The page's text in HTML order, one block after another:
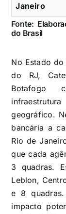
Janeiro
Fonte:
do Brasil
No Estado
do RJ,
Botafogo
geográfico.
bancária a
Rio de
que cada
3 quadras.
Leblon,
e 8
impacto